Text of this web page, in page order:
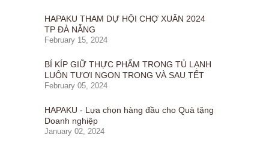
HAPAKU THAM DỰ HỘI CHỢ XUÂN 2024
TP ĐÀ NẴNG
February 15, 2024
BÍ KÍP GIỮ THỰC PHẨM TRONG TỦ LẠNH
LUÔN TƯƠI NGON TRONG VÀ SAU TẾT
February 05, 2024
HAPAKU - Lựa chọn hàng đầu cho Quà tặng
Doanh nghiệp
January 02, 2024